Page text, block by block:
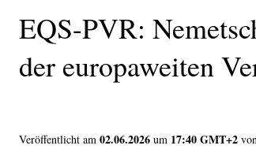
EQS-PVR:
der europaweiten
Veröffentlicht am 02.06.2026 um 17:40 GMT+2 von